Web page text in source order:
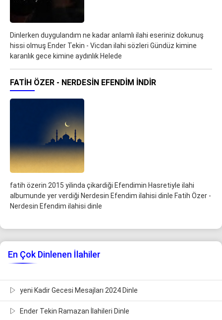
Dinlerken duygulandım ne kadar anlamlı ilahi eseriniz dokunuş
hissi olmuş Ender Tekin - Vicdan ilahi sözleri Gündüz kimine
karanlık gece kimine aydınlık Helede
FATIH ÖZER - NERDESIN EFENDIM İNDIR
fatih özerin 2015 yilinda çikardiği Efendimin Hasretiyle ilahi
albumunde yer verdiği Nerdesin Efendim ilahisi dinle Fatih Özer -
Nerdesin Efendim ilahisi dinle
En Çok Dinlenen İlahiler
yeni Kadir Gecesi Mesajları 2024 Dinle
Ender Tekin Ramazan İlahileri Dinle